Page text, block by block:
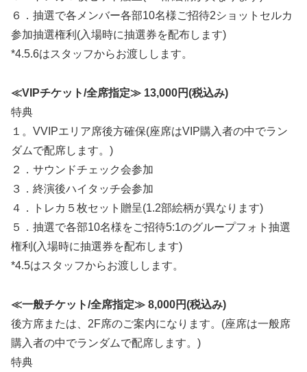
６．抽選で各メンバー各部10名様ご招待2ショットセルカ
参加抽選権利(入場時に抽選券を配布します)
*4.5.6はスタッフからお渡しします。
≪VIPチケット/全席指定≫ 13,000円(税込み)
特典
１。VVIPエリア席後方確保(座席はVIP購入者の中でラン
ダムで配席します。)
２．サウンドチェック会参加
３．終演後ハイタッチ会参加
４．トレカ５枚セット贈呈(1.2部絵柄が異なります)
５．抽選で各部10名様をご招待5:1のグループフォト抽選
権利(入場時に抽選券を配布します)
*4.5はスタッフからお渡しします。
≪一般チケット/全席指定≫ 8,000円(税込み)
後方席または、2F席のご案内になります。(座席は一般席
購入者の中でランダムで配席します。)
特典